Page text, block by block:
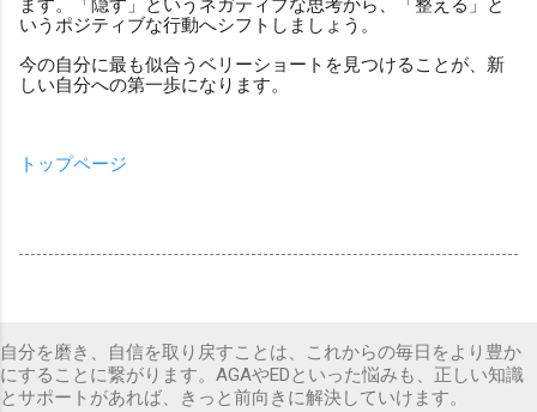
いうポジティブな行動へシフトしましょう。
今の自分に最も似合うベリーショートを見つけることが、新
しい自分への第一歩になります。
トップページ
自分を磨き、自信を取り戻すことは、これからの毎日をより豊か
にすることに繋がります。AGAやEDといった悩みも、正しい知識
とサポートがあれば、きっと前向きに解決していけます。